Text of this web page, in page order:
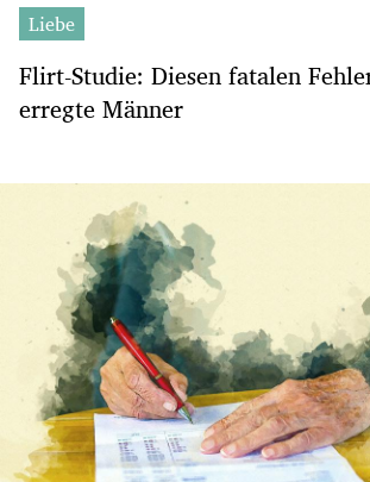
Liebe
Flirt-Studie: Diesen fatalen
erregte Männer